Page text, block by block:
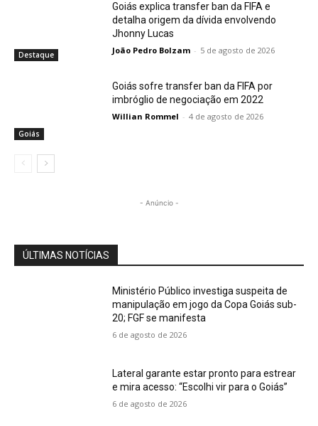
Destaque
Goiás explica transfer ban da FIFA e
detalha origem da dívida envolvendo
Jhonny Lucas
João Pedro Bolzam - 5 de agosto de 2026
Goiás
Goiás sofre transfer ban da FIFA por
imbróglio de negociação em 2022
Willian Rommel - 4 de agosto de 2026
- Anúncio -
ÚLTIMAS NOTÍCIAS
Ministério Público investiga suspeita de
manipulação em jogo da Copa Goiás sub-
20; FGF se manifesta
6 de agosto de 2026
Lateral garante estar pronto para estrear
e mira acesso: “Escolhi vir para o Goiás”
6 de agosto de 2026